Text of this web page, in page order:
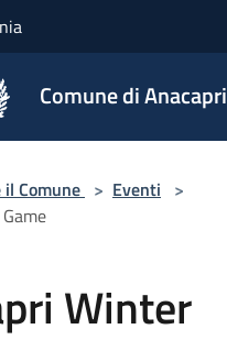
Comune di Anacapri
Comune > Eventi >
Winter